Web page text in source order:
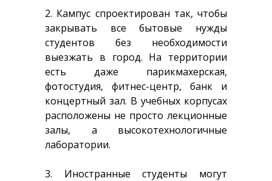
2. Кампус спроектирован так, чтобы
закрывать все бытовые нужды
студентов без необходимости
выезжать в город. На территории
есть даже парикмахерская,
фотостудия, фитнес-центр, банк и
концертный зал. В учебных корпусах
расположены не просто лекционные
залы, а высокотехнологичные
лаборатории.
3. Иностранные студенты могут